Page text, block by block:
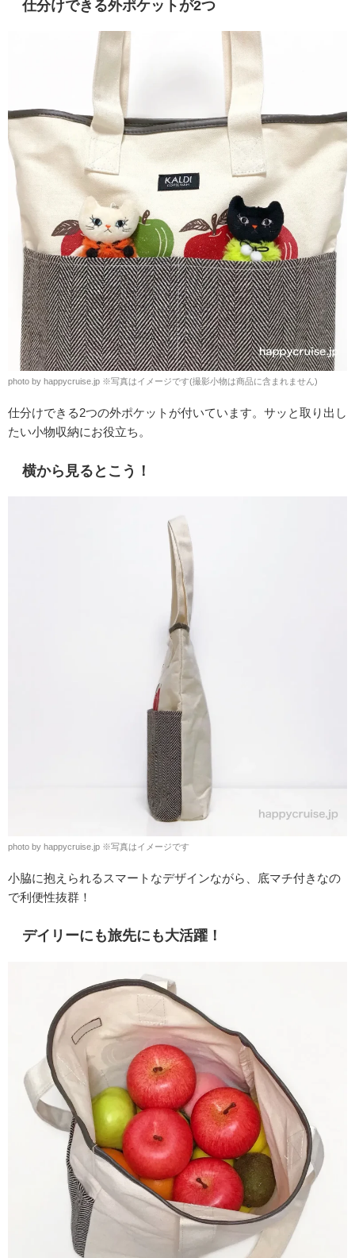
仕分けできる外ポケットが2つ
photo by happycruise.jp ※写真はイメージです(撮影小物は商品に含まれません)
仕分けできる2つの外ポケットが付いています。サッと取り出し
たい小物収納にお役立ち。
横から見るとこう！
photo by happycruise.jp ※写真はイメージです
小脇に抱えられるスマートなデザインながら、底マチ付きなの
で利便性抜群！
デイリーにも旅先にも大活躍！